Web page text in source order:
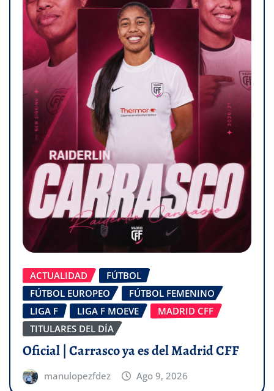
ACTUALIDAD
FÚTBOL
FÚTBOL EUROPEO
FÚTBOL FEMENINO
LIGA F
LIGA F MOEVE
MADRID CFF
TITULARES DEL DÍA
Oficial | Carrasco ya es del Madrid CFF
manulopezfdez Ago 9, 2026